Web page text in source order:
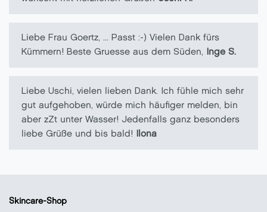
Liebe Frau Goertz, ... Passt :-) Vielen Dank fürs
Kümmern! Beste Gruesse aus dem Süden,
Inge S.
Liebe Uschi, vielen lieben Dank. Ich fühle mich sehr
gut aufgehoben, würde mich häufiger melden, bin
aber zZt unter Wasser! Jedenfalls ganz besonders
liebe Grüße und bis bald!
Ilona
Skincare-Shop